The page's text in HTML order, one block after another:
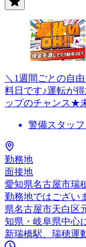
＼1週間ごとの自
料日です♪運転が
ップのチャンス★
警備スタッフ
勤務地
面接地
愛知県名古屋市瑞
勤務地ではござい
県名古屋市天白区
知県・岐阜県中心
新瑞橋駅、瑞穂運